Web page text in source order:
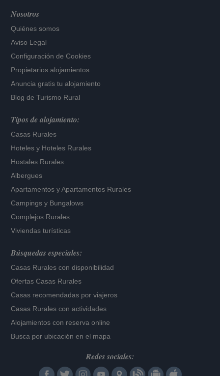
Nosotros
Quiénes somos
Aviso Legal
Configuración de Cookies
Propietarios alojamientos
Anuncia gratis tu alojamiento
Blog de Turismo Rural
Tipos de alojamiento:
Casas Rurales
Hoteles y Hoteles Rurales
Hostales Rurales
Albergues
Apartamentos yApartamentos Rurales
Campings y Bungalows
Complejos Rurales
Viviendas turísticas
Búsquedas especiales:
Casas Rurales con disponibilidad
Ofertas Casas Rurales
Casas recomendadas por viajeros
Casas Rurales con actividades
Alojamientos con reserva online
Busca por ubicación en el mapa
Redes sociales: